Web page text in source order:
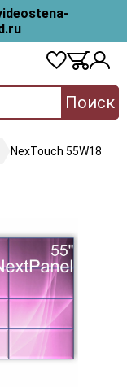
Поиск
NexTouch 55W18